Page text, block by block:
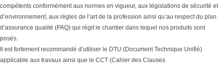
compétents conformément aux normes en vigueur, aux législations de sécurité et
d’environnement, aux règles de l’art de la profession ainsi qu’au respect du plan
d’assurance qualité (PAQ) qui régit le chantier dans lequel nos produits sont
posés.
Il est fortement recommandé d’utiliser le DTU (Document Technique Unifié)
applicable aux travaux ainsi que le CCT (Cahier des Clauses